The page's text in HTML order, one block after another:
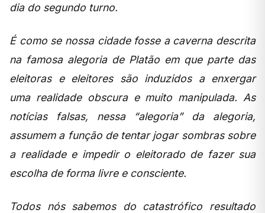
dia do segundo turno.
É como se nossa cidade fosse a caverna descrita
na famosa alegoria de Platão em que parte das
eleitoras e eleitores são induzidos a enxergar
uma realidade obscura e muito manipulada. As
notícias falsas, nessa “alegoria” da alegoria,
assumem a função de tentar jogar sombras sobre
a realidade e impedir o eleitorado de fazer sua
escolha de forma livre e consciente.
Todos nós sabemos do catastrófico resultado